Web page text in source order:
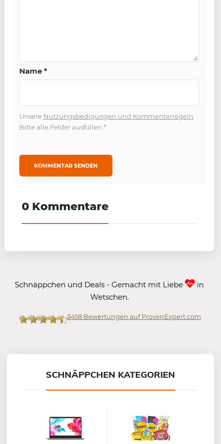
Name *
Unsere Nutzungsbedigungen und Kommentarregeln
Bitte alle Felder ausfüllen *
0 Kommentare
Schnäppchen und Deals - Gemacht mit Liebe
in
Wetschen.
3458Bewertungen auf ProvenExpert.com
SCHNÄPPCHEN KATEGORIEN